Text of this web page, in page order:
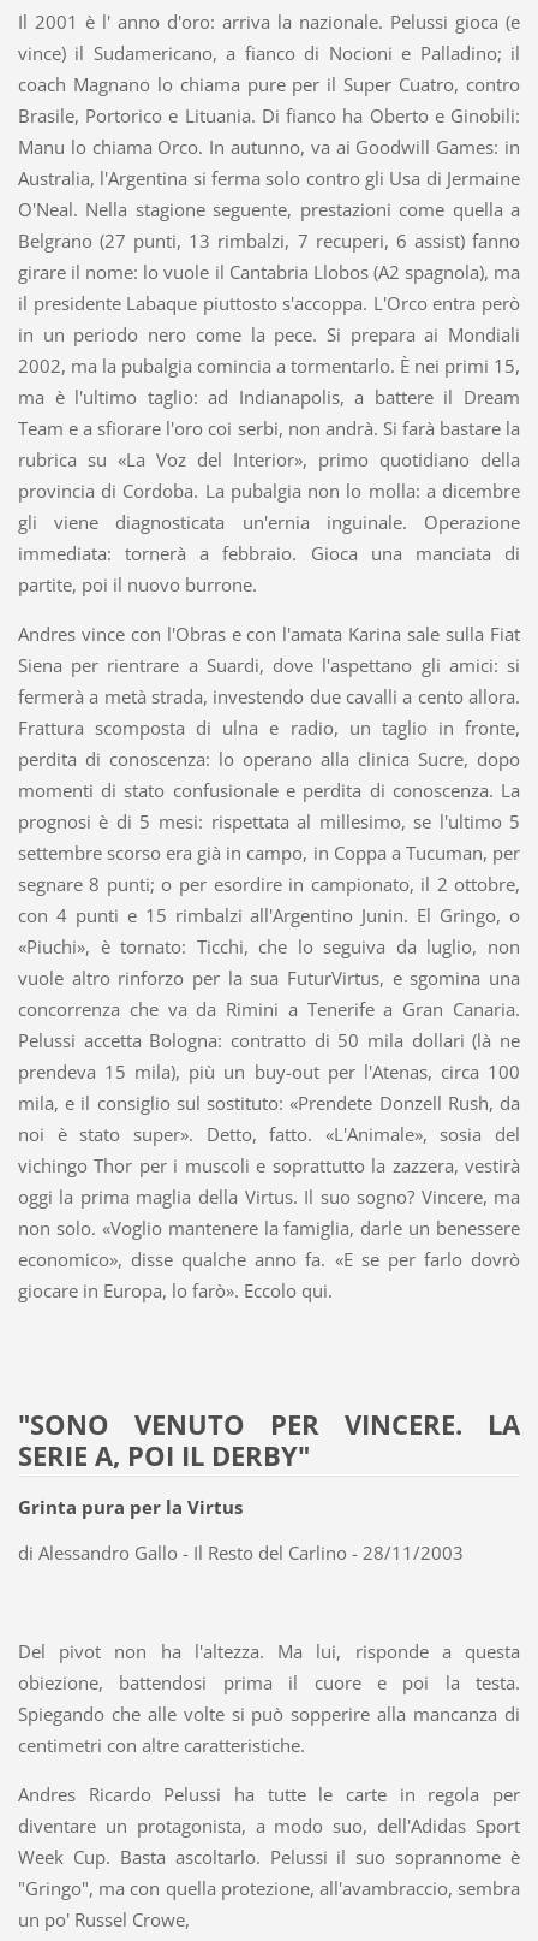
Il 2001 è l' anno d'oro: arriva la nazionale. Pelussi gioca (e
vince) il Sudamericano, a fianco di Nocioni e Palladino; il
coach Magnano lo chiama pure per il Super Cuatro, contro
Brasile, Portorico e Lituania. Di fianco ha Oberto e Ginobili:
Manu lo chiama Orco. In autunno, va ai Goodwill Games: in
Australia, l'Argentina si ferma solo contro gli Usa di Jermaine
O'Neal. Nella stagione seguente, prestazioni come quella a
Belgrano (27 punti, 13 rimbalzi, 7 recuperi, 6 assist) fanno
girare il nome: lo vuole il Cantabria Llobos (A2 spagnola), ma
il presidente Labaque piuttosto s'accoppa. L'Orco entra però
in un periodo nero come la pece. Si prepara ai Mondiali
2002, ma la pubalgia comincia a tormentarlo. È nei primi 15,
ma è l'ultimo taglio: ad Indianapolis, a battere il Dream
Team e a sfiorare l'oro coi serbi, non andrà. Si farà bastare la
rubrica su «La Voz del Interior», primo quotidiano della
provincia di Cordoba. La pubalgia non lo molla: a dicembre
gli viene diagnosticata un'ernia inguinale. Operazione
immediata: tornerà a febbraio. Gioca una manciata di
partite, poi il nuovo burrone.
Andres vince con l'Obras e con l'amata Karina sale sulla Fiat
Siena per rientrare a Suardi, dove l'aspettano gli amici: si
fermerà a metà strada, investendo due cavalli a cento allora.
Frattura scomposta di ulna e radio, un taglio in fronte,
perdita di conoscenza: lo operano alla clinica Sucre, dopo
momenti di stato confusionale e perdita di conoscenza. La
prognosi è di 5 mesi: rispettata al millesimo, se l'ultimo 5
settembre scorso era già in campo, in Coppa a Tucuman, per
segnare 8 punti; o per esordire in campionato, il 2 ottobre,
con 4 punti e 15 rimbalzi all'Argentino Junin. El Gringo, o
«Piuchi», è tornato: Ticchi, che lo seguiva da luglio, non
vuole altro rinforzo per la sua FuturVirtus, e sgomina una
concorrenza che va da Rimini a Tenerife a Gran Canaria.
Pelussi accetta Bologna: contratto di 50 mila dollari (là ne
prendeva 15 mila), più un buy-out per l'Atenas, circa 100
mila, e il consiglio sul sostituto: «Prendete Donzell Rush, da
noi è stato super». Detto, fatto. «L'Animale», sosia del
vichingo Thor per i muscoli e soprattutto la zazzera, vestirà
oggi la prima maglia della Virtus. Il suo sogno? Vincere, ma
non solo. «Voglio mantenere la famiglia, darle un benessere
economico», disse qualche anno fa. «E se per farlo dovrò
giocare in Europa, lo farò». Eccolo qui.
"SONO VENUTO PER VINCERE. LA
SERIE A, POI IL DERBY"
Grinta pura per la Virtus
di Alessandro Gallo - Il Resto del Carlino - 28/11/2003
Del pivot non ha l'altezza. Ma lui, risponde a questa
obiezione, battendosi prima il cuore e poi la testa.
Spiegando che alle volte si può sopperire alla mancanza di
centimetri con altre caratteristiche.
Andres Ricardo Pelussi ha tutte le carte in regola per
diventare un protagonista, a modo suo, dell'Adidas Sport
Week Cup. Basta ascoltarlo. Pelussi il suo soprannome è
"Gringo", ma con quella protezione, all'avambraccio, sembra
un po' Russel Crowe,